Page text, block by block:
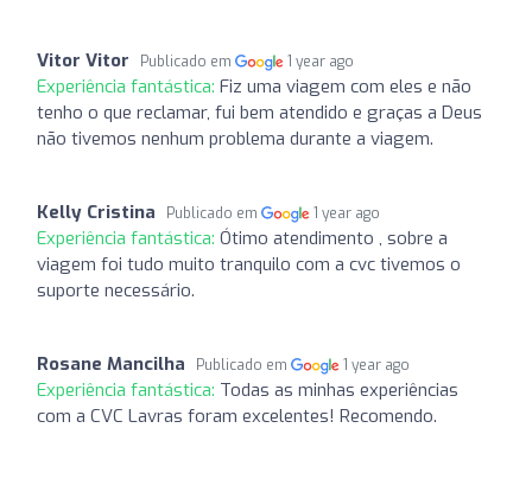
Vitor Vitor Publicado em 1 year ago
Experiência fantástica: Fiz uma viagem com eles e não
tenho o que reclamar, fui bem atendido e graças a Deus
não tivemos nenhum problema durante a viagem.
Kelly Cristina Publicado em 1 year ago
Experiência fantástica: Ótimo atendimento , sobre a
viagem foi tudo muito tranquilo com a cvc tivemos o
suporte necessário.
Rosane Mancilha Publicado em 1 year ago
Experiência fantástica: Todas as minhas experiências
com a CVC Lavras foram excelentes! Recomendo.